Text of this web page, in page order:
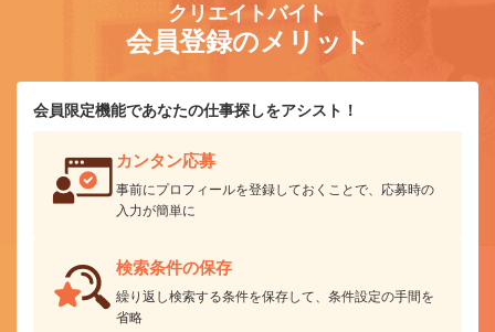
クリエイトバイト
会員登録のメリット
会員限定機能であなたの仕事探しをアシスト！
カンタン応募
事前にプロフィールを登録しておくことで、応募時の
入力が簡単に
検索条件の保存
繰り返し検索する条件を保存して、条件設定の手間を
省略